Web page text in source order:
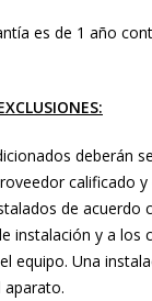
es de 1 año
deberán
calificado
de acuerdo
instalación y a los
equipo. Una
aparato.